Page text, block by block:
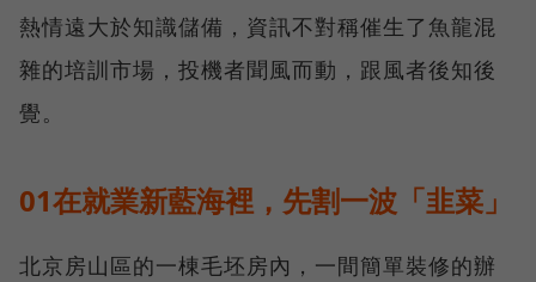
熱情遠大於知識儲備，資訊不對稱催生了魚龍混
雜的培訓市場，投機者聞風而動，跟風者後知後
覺。
01在就業新藍海裡，先割一波「韭菜」
北京房山區的一棟毛坯房內，一間簡單裝修的辦